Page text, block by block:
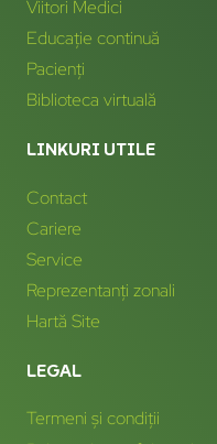
Viitori Medici
Educație continuă
Pacienți
Biblioteca virtuală
LINKURI UTILE
Contact
Cariere
Service
Reprezentanți zonali
Hartă Site
LEGAL
Termeni și condiții